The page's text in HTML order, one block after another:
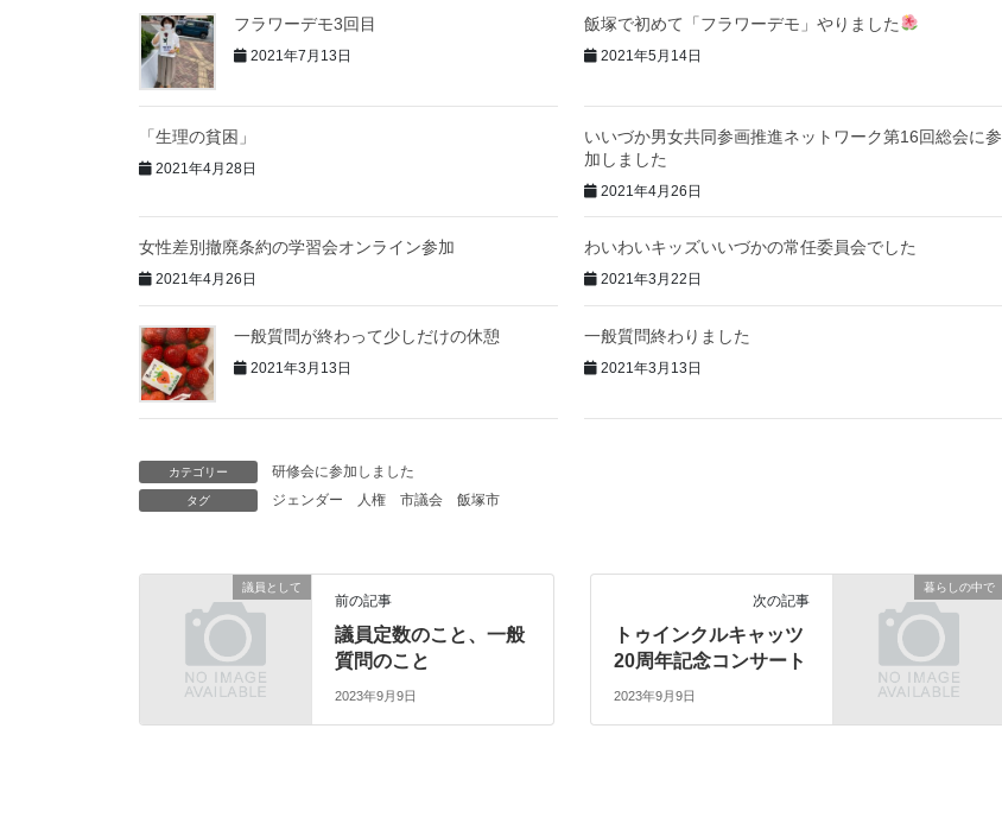
フラワーデモ3回目
2021年7月13日
飯塚で初めて「フラワーデモ」やりました
2021年5月14日
「生理の貧困」
2021年4月28日
いいづか男女共同参画推進ネットワーク第16回総会に参
加しました
2021年4月26日
女性差別撤廃条約の学習会オンライン参加
2021年4月26日
わいわいキッズいいづかの常任委員会でした
2021年3月22日
一般質問が終わって少しだけの休憩
2021年3月13日
一般質問終わりました
2021年3月13日
カテゴリー 研修会に参加しました
タグ ジェンダー 人権 市議会 飯塚市
議員として
前の記事
議員定数のこと、一般
質問のこと
2023年9月9日
暮らしの中で
次の記事
トゥインクルキャッツ
20周年記念コンサート
2023年9月9日